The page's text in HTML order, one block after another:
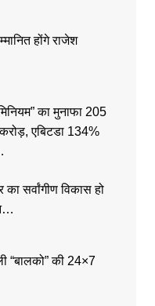
होंगे राजेश
का मुनाफा 205
एबिटडा 134%
सर्वांगीण विकास हो
“बालको” की 24×7